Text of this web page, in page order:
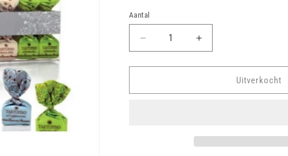
Aantal
Aantal
verlagen
voor
-
Aantal
verhogen
voor
-
Uitverkocht